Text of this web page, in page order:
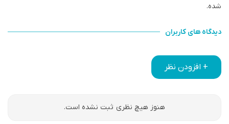
شده.
دیدگاه های کاربران
+ افزودن نظر
هنوز هیچ نظری ثبت نشده است.